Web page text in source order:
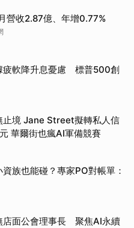
營收2.87億、年增0.77%
疲軟降升息憂慮 標普500創
止境 Jane Street擬轉私人信
華爾街也瘋AI軍備競賽
資族也能碰？專家PO對帳單：
店面公會理事長 聚焦AI永續